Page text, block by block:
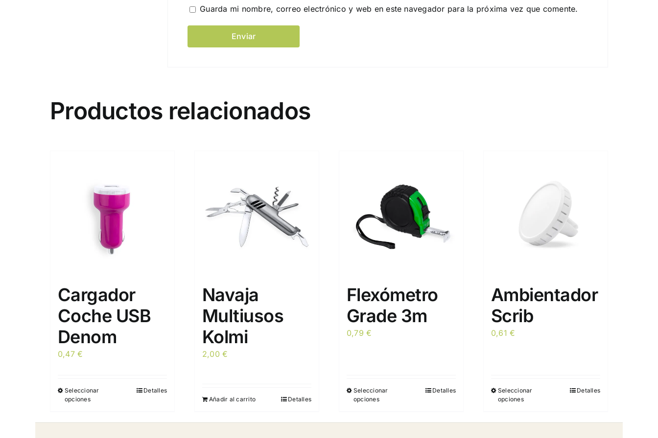
Guarda mi nombre, correo electrónico y web en este navegador para la próxima vez que comente.
Productos relacionados
Cargador
Coche USB
Denom
0,47€
Seleccionar
opciones
Detalles
Navaja
Multiusos
Kolmi
2,00€
Añadir al carrito Detalles
Flexómetro
Grade 3m
0,79€
Seleccionar
opciones
Detalles
Ambientador
Scrib
0,61€
Seleccionar
opciones
Detalles